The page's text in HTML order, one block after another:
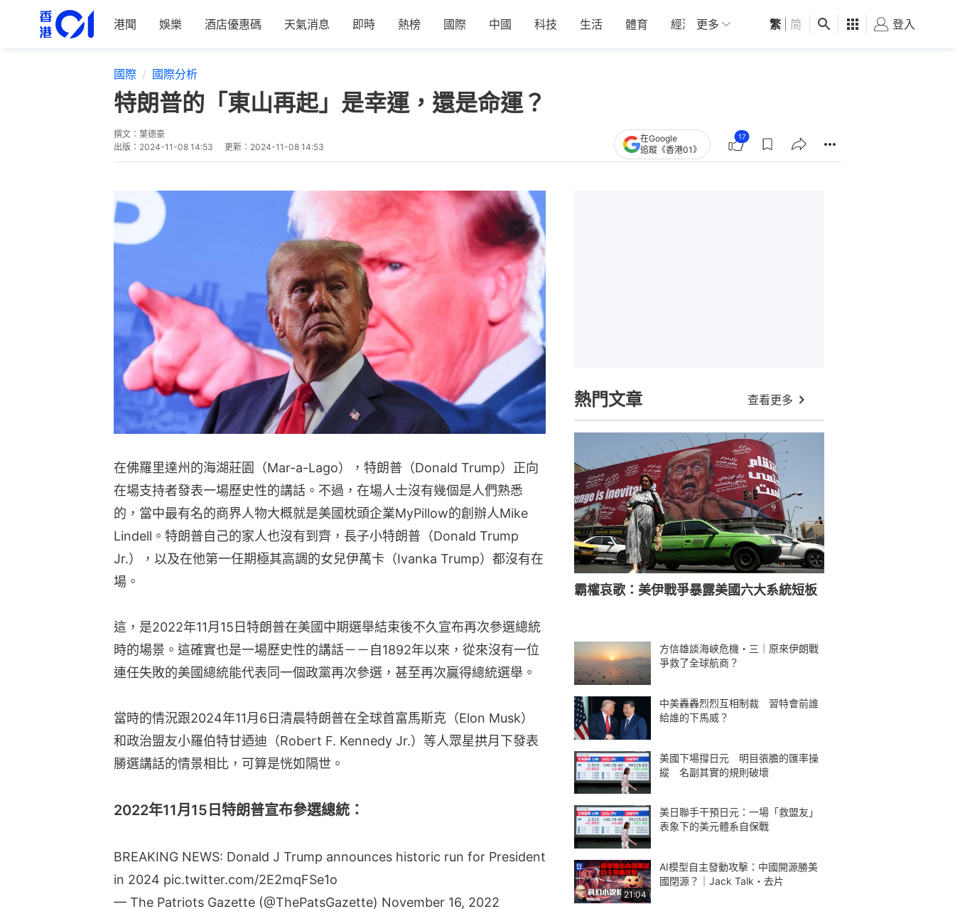
港聞 娛樂 酒店優惠碼 天氣消息 即時 熱榜 國際 中國 科技 生活 體育 經濟 01深圳 觀點 健康 好食玩飛
更多 繁 简 登入
國際 國際分析
特朗普的「東山再起」是幸運，還是命運？
撰文： 葉德豪
出版： 2024-11-08 14:53 更新： 2024-11-08 14:53
在Google
追蹤《香港01》
17
在佛羅里達州的海湖莊園（Mar-a-Lago），特朗普（Donald Trump）正向
在場支持者發表一場歷史性的講話。不過，在場人士沒有幾個是人們熟悉
的，當中最有名的商界人物大概就是美國枕頭企業MyPillow的創辦人Mike
Lindell。特朗普自己的家人也沒有到齊，長子小特朗普（Donald Trump
Jr.），以及在他第一任期極其高調的女兒伊萬卡（Ivanka Trump）都沒有在
場。
這，是2022年11月15日特朗普在美國中期選舉結束後不久宣布再次參選總統
時的場景。這確實也是一場歷史性的講話－－自1892年以來，從來沒有一位
連任失敗的美國總統能代表同一個政黨再次參選，甚至再次贏得總統選舉。
當時的情況跟2024年11月6日清晨特朗普在全球首富馬斯克（Elon Musk）
和政治盟友小羅伯特甘迺迪（Robert F. Kennedy Jr.）等人眾星拱月下發表
勝選講話的情景相比，可算是恍如隔世。
2022年11月15日特朗普宣布參選總統：
BREAKING NEWS: Donald J Trump announces historic run for President
in 2024 pic.twitter.com/2E2mqFSe1o
— The Patriots Gazette (@ThePatsGazette) November 16, 2022
熱門文章 查看更多
霸權哀歌：美伊戰爭暴露美國六大系統短板
方信雄談海峽危機・三｜原來伊朗戰
爭救了全球航商？
中美轟轟烈烈互相制裁 習特會前誰
給誰的下馬威？
美國下場撐日元 明目張膽的匯率操
縱 名副其實的規則破壞
美日聯手干預日元：一場「救盟友」
表象下的美元體系自保戰
21:04
AI模型自主發動攻擊：中國開源勝美
國閉源？｜Jack Talk・去片